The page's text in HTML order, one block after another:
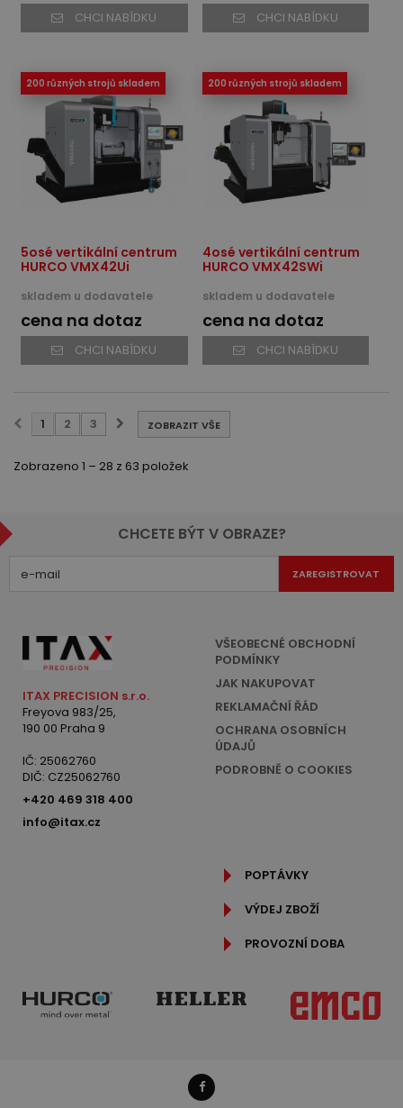
CHCI NABÍDKU CHCI NABÍDKU
200 různých strojů skladem
5osé vertikální centrum
HURCO VMX42Ui
skladem u dodavatele
cena na dotaz
CHCI NABÍDKU
200 různých strojů skladem
4osé vertikální centrum
HURCO VMX42SWi
skladem u dodavatele
cena na dotaz
CHCI NABÍDKU
ZOBRAZIT VŠE
1 2 3
Zobrazeno 1 – 28 z 63 položek
CHCETE BÝT V OBRAZE?
ZAREGISTROVAT
ITAX PRECISION s.r.o.
Freyova 983/25,
190 00 Praha 9
IČ: 25062760
DIČ: CZ25062760
+420 469 318 400
info@itax.cz
VŠEOBECNÉ OBCHODNÍ
PODMÍNKY
JAK NAKUPOVAT
REKLAMAČNÍ ŘÁD
OCHRANA OSOBNÍCH
ÚDAJŮ
PODROBNĚ O COOKIES
POPTÁVKY
VÝDEJ ZBOŽÍ
PROVOZNÍ DOBA